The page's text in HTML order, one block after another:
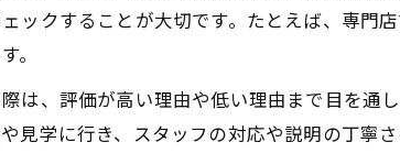
安心できる
評判と実績
納得のカーコー
ックすることが大切です。たとえば、専門
。
は、評価が高い理由や低い理由まで目を通
見学に行き、スタッフの対応や説明の丁寧